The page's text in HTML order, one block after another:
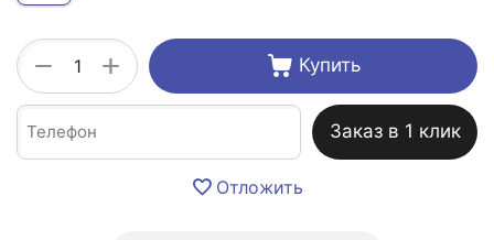
+
− Купить
Заказ в 1 клик
Отложить